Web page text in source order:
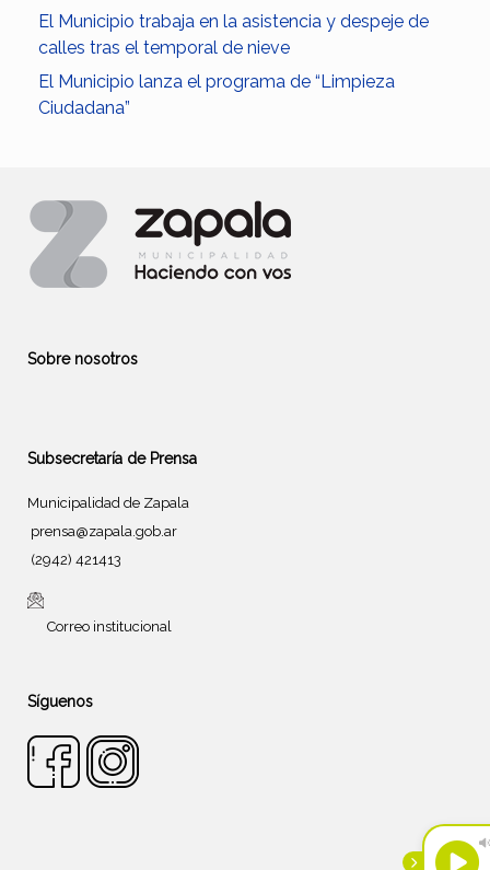
El Municipio trabaja en la asistencia y despeje de
calles tras el temporal de nieve
El Municipio lanza el programa de “Limpieza
Ciudadana”
Sobre nosotros
Subsecretaría de Prensa
Municipalidad de Zapala
prensa@zapala.gob.ar
(2942) 421413
Correo institucional
Síguenos